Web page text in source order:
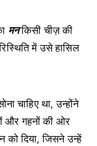
मनकिसी चीज़ की
में उसे हासिल
चाहिए था, उन्होंने
और गहनों की ओर
दिया, जिसने उन्हें